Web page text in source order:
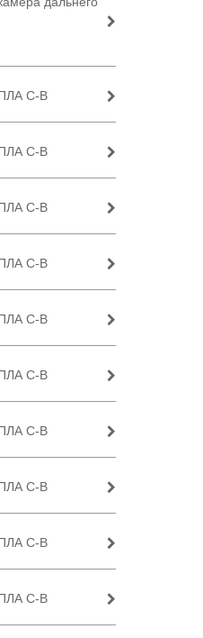
C-B
C-B
C-B
C-B
C-B
C-B
C-B
C-B
C-B
C-B